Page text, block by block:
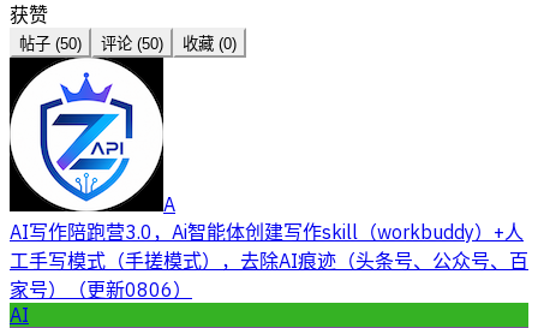
获赞
帖子 (50) 评论 (50) 收藏 (0)
A
AI写作陪跑营3.0，Ai智能体创建写作skill（workbuddy）+人
工手写模式（手搓模式），去除AI痕迹（头条号、公众号、百
家号）（更新0806）
AI